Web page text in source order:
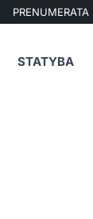
PRENUMERATA
STATYBA